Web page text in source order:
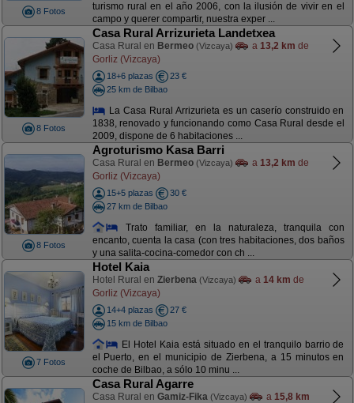
8 Fotos
turismo rural en el año 2006, con la ilusión de vivir en el
campo y querer compartir, nuestra exper ...
8 Fotos
Casa Rural Arrizurieta Landetxea
Casa Rural en Bermeo (Vizcaya) a 13,2 km de
Gorliz (Vizcaya)
18+6 plazas
23 €
25 km de Bilbao
La Casa Rural Arrizurieta es un caserío construido en
1838, renovado y funcionando como Casa Rural desde el
2009, dispone de 6 habitaciones ...
8 Fotos
Agroturismo Kasa Barri
Casa Rural en Bermeo (Vizcaya) a 13,2 km de
Gorliz (Vizcaya)
15+5 plazas
30 €
27 km de Bilbao
Trato familiar, en la naturaleza, tranquila con
encanto, cuenta la casa (con tres habitaciones, dos baños
y una salita-cocina-comedor con ch ...
7 Fotos
Hotel Kaia
Hotel Rural en Zierbena (Vizcaya) a 14 km de
Gorliz (Vizcaya)
14+4 plazas
27 €
15 km de Bilbao
El Hotel Kaia está situado en el tranquilo barrio de
el Puerto, en el municipio de Zierbena, a 15 minutos en
coche de Bilbao, a sólo 10 minu ...
Casa Rural Agarre
Casa Rural en Gamiz-Fika (Vizcaya) a 15,8 km